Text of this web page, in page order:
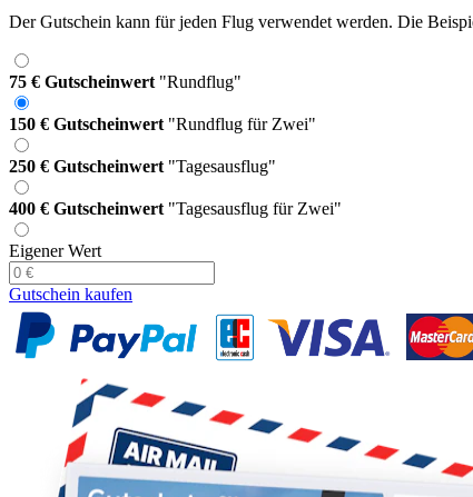
Der Gutschein kann für jeden Flug verwendet werden. Die
75 € Gutscheinwert "Rundflug"
150 € Gutscheinwert "Rundflug für Zwei"
250 € Gutscheinwert "Tagesausflug"
400 € Gutscheinwert "Tagesausflug für Zwei"
Eigener Wert
Gutschein kaufen